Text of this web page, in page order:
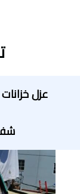
عزل خزانات